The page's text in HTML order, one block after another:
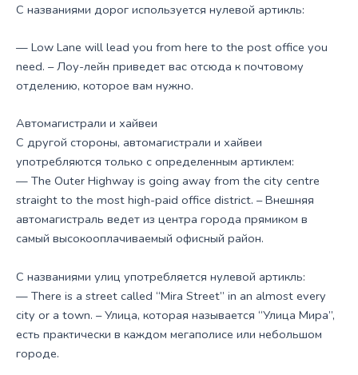
С названиями дорог используется нулевой артикль:
— Low Lane will lead you from here to the post office you
need. – Лоу-лейн приведет вас отсюда к почтовому
отделению, которое вам нужно.
Автомагистрали и хайвеи
С другой стороны, автомагистрали и хайвеи
употребляются только с определенным артиклем:
— The Outer Highway is going away from the city centre
straight to the most high-paid office district. – Внешняя
автомагистраль ведет из центра города прямиком в
самый высокооплачиваемый офисный район.
С названиями улиц употребляется нулевой артикль:
— There is a street called “Mira Street” in an almost every
city or a town. – Улица, которая называется “Улица Мира”,
есть практически в каждом мегаполисе или небольшом
городе.